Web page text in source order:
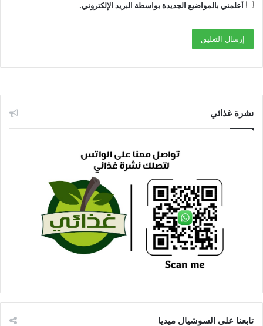
أعلمني بالمواضيع الجديدة بواسطة البريد الإلكتروني.
نشرة غذائي
تابعنا على السوشيال ميديا